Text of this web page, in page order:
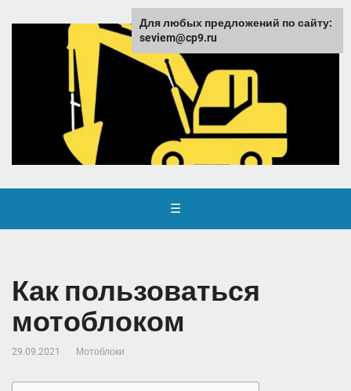
☰
Как пользоваться
мотоблоком
29.09.2021 Мотоблоки
Для любых предложений по сайту:
seviem@cp9.ru